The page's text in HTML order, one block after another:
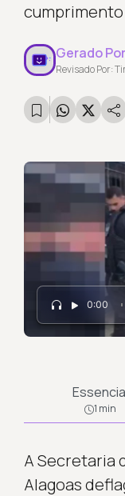
cumprimento
Gerado Por
Revisado Por:
0:00
1 min
A Secretaria
Alagoas